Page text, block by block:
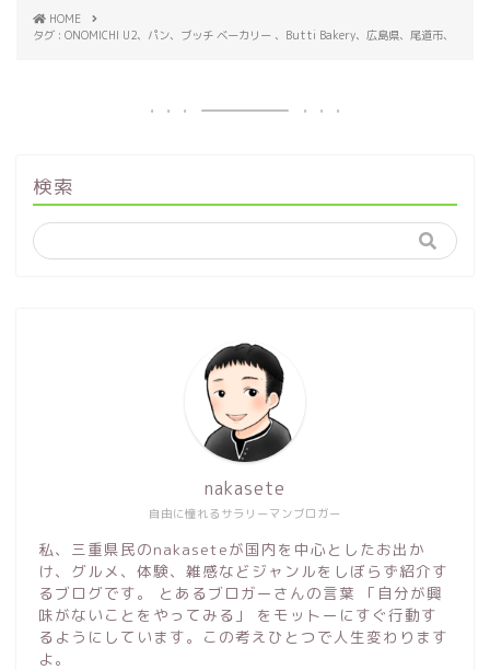
HOME
タグ : ONOMICHI U2、パン、ブッチ ベーカリー 、Butti Bakery、広島県、尾道市、
検索
自由に憧れるサラリーマンブロガー
nakasete
私、三重県民のnakaseteが国内を中心としたお出か
け、グルメ、体験、雑感などジャンルをしぼらず紹介す
るブログです。 とあるブロガーさんの言葉 「自分が興
味がないことをやってみる」 をモットーにすぐ行動す
るようにしています。この考えひとつで人生変わります
よ。